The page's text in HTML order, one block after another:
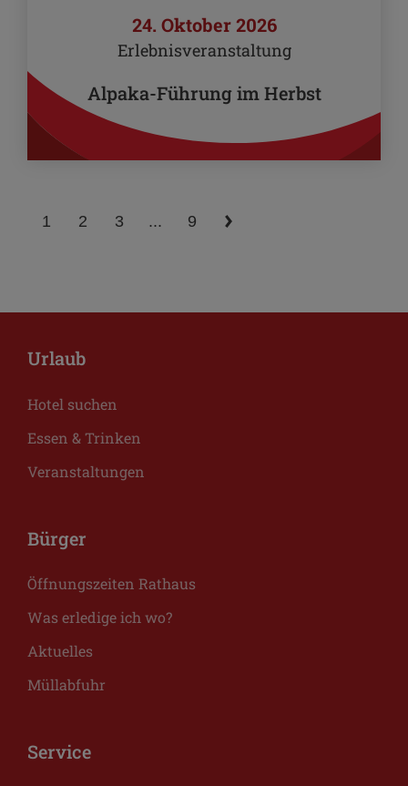
24. Oktober 2026
Erlebnisveranstaltung
Alpaka-Führung im Herbst
1 2 3 ... 9
Urlaub
Hotel suchen
Essen & Trinken
Veranstaltungen
Bürger
Öffnungszeiten Rathaus
Was erledige ich wo?
Aktuelles
Müllabfuhr
Service